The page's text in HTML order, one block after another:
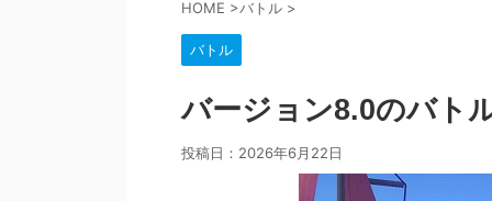
HOME >バトル >
バトル
バージョン8.0のバト
投稿日： 2026年6月22日